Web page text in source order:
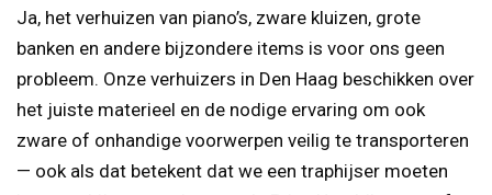
Ja, het verhuizen van piano’s, zware kluizen, grote
banken en andere bijzondere items is voor ons geen
probleem. Onze verhuizers in Den Haag beschikken over
het juiste materieel en de nodige ervaring om ook
zware of onhandige voorwerpen veilig te transporteren
— ook als dat betekent dat we een traphijser moeten